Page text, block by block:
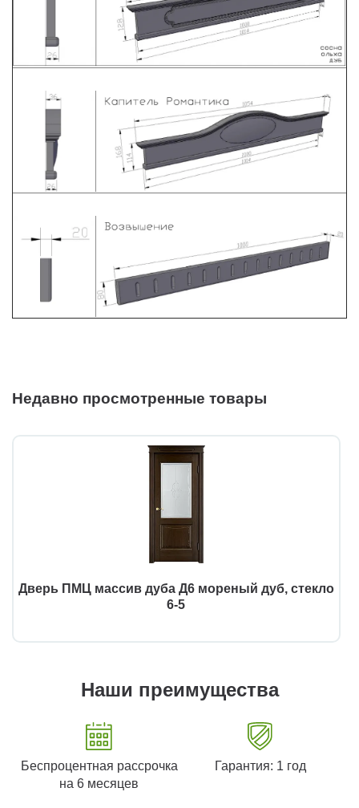
Недавно просмотренные товары
Дверь ПМЦ массив дуба Д6 мореный дуб, стекло
6-5
Наши преимущества
Беспроцентная рассрочка
на 6 месяцев
Гарантия: 1 год